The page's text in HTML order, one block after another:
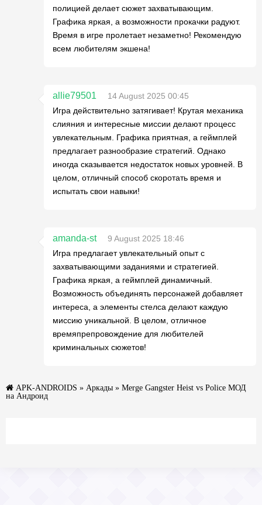
полицией делает сюжет захватывающим.
Графика яркая, а возможности прокачки радуют.
Время в игре пролетает незаметно! Рекомендую
всем любителям экшена!
allie79501
14 August 2025 00:45
Игра действительно затягивает! Крутая механика
слияния и интересные миссии делают процесс
увлекательным. Графика приятная, а геймплей
предлагает разнообразие стратегий. Однако
иногда сказывается недостаток новых уровней. В
целом, отличный способ скоротать время и
испытать свои навыки!
amanda-st
9 August 2025 18:46
Игра предлагает увлекательный опыт с
захватывающими заданиями и стратегией.
Графика яркая, а геймплей динамичный.
Возможность объединять персонажей добавляет
интереса, а элементы стелса делают каждую
миссию уникальной. В целом, отличное
времяпрепровождение для любителей
криминальных сюжетов!
APK-ANDROIDS » Аркады » Merge Gangster Heist vs Police МОД
на Андроид